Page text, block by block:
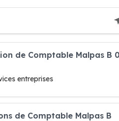
de Comptable Malpas B
entreprises
de Comptable Malpas B